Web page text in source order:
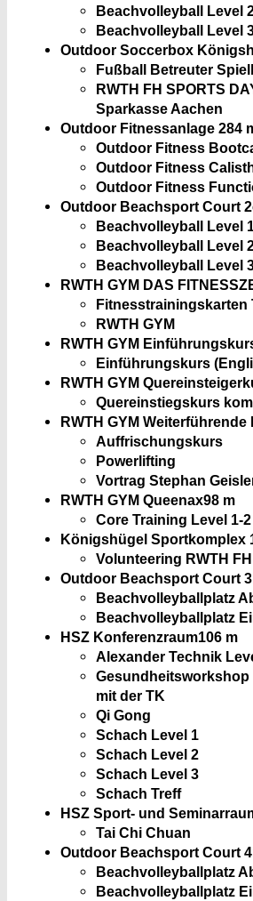
Beachvolleyball Level
Beachvolleyball Level
Outdoor Soccerbox
Fußball Betreuter
RWTH FH SPORTS
Sparkasse Aachen
Outdoor Fitnessanlage 284
Outdoor Fitness
Outdoor Fitness
Outdoor Fitness
Outdoor Beachsport Court
Beachvolleyball Level
Beachvolleyball Level
Beachvolleyball Level
RWTH GYM DAS
Fitnesstrainingskarten
RWTH GYM
RWTH GYM
Einführungskurs
RWTH GYM
Quereinstiegskurs
RWTH GYM Weiterführende
Auffrischungskurs
Powerlifting
Vortrag Stephan
RWTH GYM Queenax98 m
Core Training Level 1-2
Königshügel Sportkomplex
Volunteering RWTH
Outdoor Beachsport Court 3
Beachvolleyballplatz
Beachvolleyballplatz
HSZ Konferenzraum106 m
Alexander Technik
mit der TK
Qi Gong
Schach Level 1
Schach Level 2
Schach Level 3
Schach Treff
HSZ Sport- und
Tai Chi Chuan
Outdoor Beachsport Court 4
Beachvolleyballplatz
Beachvolleyballplatz